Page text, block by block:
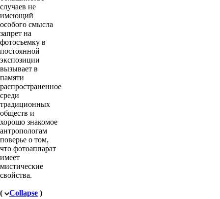
случаев не
имеющий
особого смысла
запрет на
фотосъемку в
постоянной
экспозиции
вызывает в
памяти
распространенное
среди
традиционных
обществ и
хорошо знакомое
антропологам
поверье о том,
что фотоаппарат
имеет
мистические
свойства.
( Collapse )